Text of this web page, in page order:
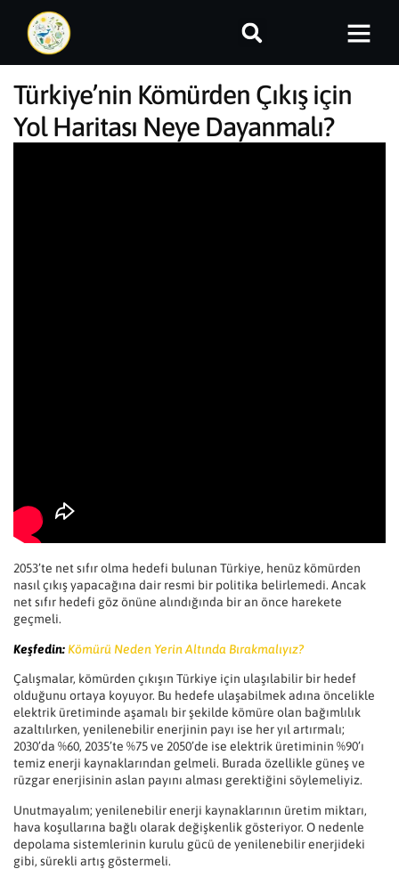
Türkiye’nin Kömürden Çıkış için
Yol Haritası Neye Dayanmalı?
2053’te net sıfır olma hedefi bulunan Türkiye, henüz kömürden
nasıl çıkış yapacağına dair resmi bir politika belirlemedi. Ancak
net sıfır hedefi göz önüne alındığında bir an önce harekete
geçmeli.
Keşfedin: Kömürü Neden Yerin Altında Bırakmalıyız?
Çalışmalar, kömürden çıkışın Türkiye için ulaşılabilir bir hedef
olduğunu ortaya koyuyor. Bu hedefe ulaşabilmek adına öncelikle
elektrik üretiminde aşamalı bir şekilde kömüre olan bağımlılık
azaltılırken, yenilenebilir enerjinin payı ise her yıl artırmalı;
2030’da %60, 2035’te %75 ve 2050’de ise elektrik üretiminin %90’ı
temiz enerji kaynaklarından gelmeli. Burada özellikle güneş ve
rüzgar enerjisinin aslan payını alması gerektiğini söylemeliyiz.
Unutmayalım; yenilenebilir enerji kaynaklarının üretim miktarı,
hava koşullarına bağlı olarak değişkenlik gösteriyor. O nedenle
depolama sistemlerinin kurulu gücü de yenilenebilir enerjideki
gibi, sürekli artış göstermeli.